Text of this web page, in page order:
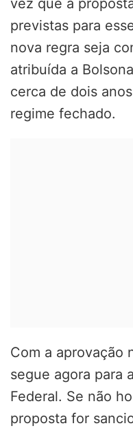
vez que a
previstas para
nova regra seja
atribuída a
cerca de dois
regime fechado.
Com a aprovação
segue agora para
Federal. Se não
proposta for